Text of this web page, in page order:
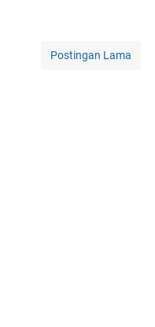
Postingan Lama